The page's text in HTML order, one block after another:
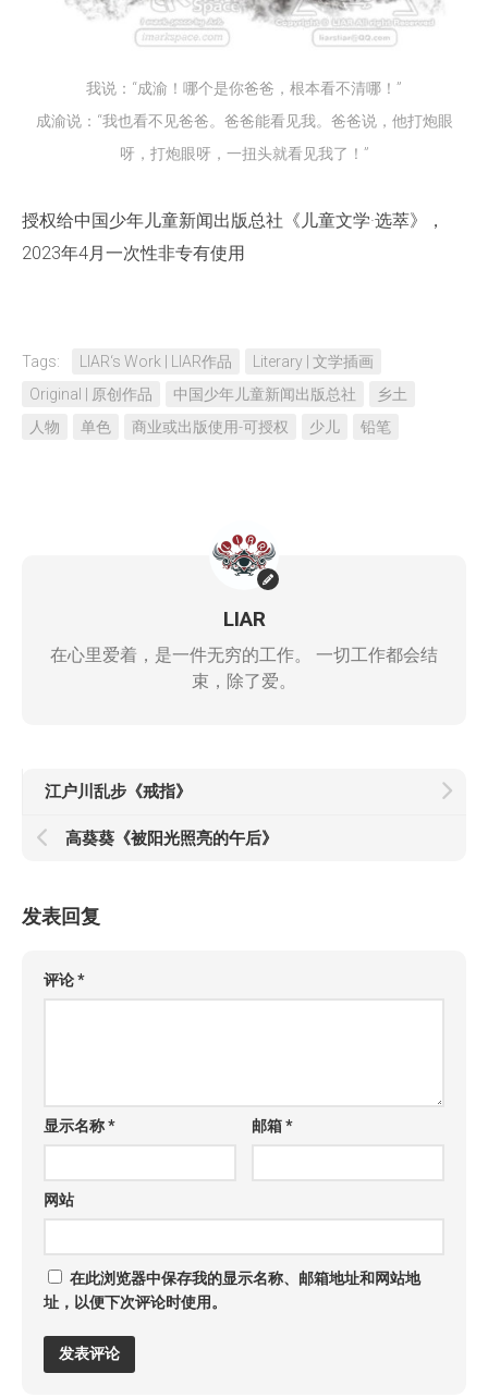
我说：“成渝！哪个是你爸爸，根本看不清哪！”
成渝说：“我也看不见爸爸。爸爸能看见我。爸爸说，他打炮眼
呀，打炮眼呀，一扭头就看见我了！”
授权给中国少年儿童新闻出版总社《儿童文学·选萃》，
2023年4月一次性非专有使用
Tags: LIAR‘s Work | LIAR作品
Literary | 文学插画
Original | 原创作品
中国少年儿童新闻出版总社
乡土
人物
单色 商业或出版使用-可授权 少儿 铅笔
LIAR
在心里爱着，是一件无穷的工作。 一切工作都会结
束，除了爱。
江户川乱步《戒指》
高葵葵《被阳光照亮的午后》
发表回复
评论*
显示名称* 邮箱*
网站
在此浏览器中保存我的显示名称、邮箱地址和网站地
址，以便下次评论时使用。